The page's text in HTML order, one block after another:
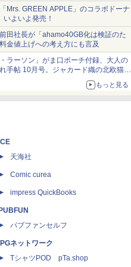
Mrs. GREEN APPLE」のコラボドーナ
いよいよ発売！
田社長が「ahamo40GB化は検証のた
金値上げへの考え方にも言及
・ラーソン」がま口ポーチ付録、大人の
手帖 10月号。ジャカード織の北欧猫デ
もっと見る
ICE
天海社
Comic curea
impress QuickBooks
PUBFUN
パブファンセルフ
IPGネットワーク
TシャツPOD pTa.shop